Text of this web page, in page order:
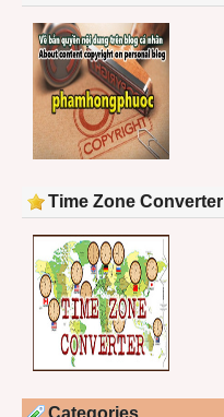
Time Zone Converter
Categories